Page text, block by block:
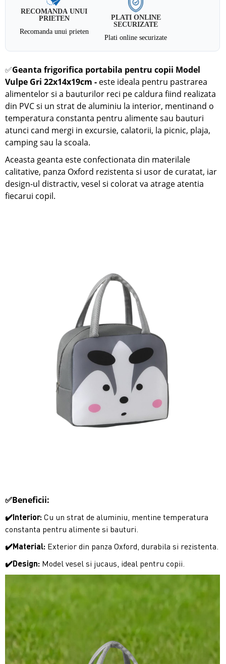
RECOMANDA UNUI
PRIETEN
Recomanda unui prieten
PLATI ONLINE
SECURIZATE
Plati online securizate
✅Geanta frigorifica portabila pentru copii Model
Vulpe Gri 22x14x19cm - este ideala pentru pastrarea
alimentelor si a bauturilor reci pe caldura fiind realizata
din PVC si un strat de aluminiu la interior, mentinand o
temperatura constanta pentru alimente sau bauturi
atunci cand mergi in excursie, calatorii, la picnic, plaja,
camping sau la scoala.
Aceasta geanta este confectionata din materilale
calitative, panza Oxford rezistenta si usor de curatat, iar
design-ul distractiv, vesel si colorat va atrage atentia
fiecarui copil.
✅Beneficii:
✔️Interior:Cu un strat de aluminiu, mentine temperatura
constanta pentru alimente si bauturi.
✔️Material: Exterior din panza Oxford, durabila si rezistenta.
✔️Design: Model vesel si jucaus, ideal pentru copii.